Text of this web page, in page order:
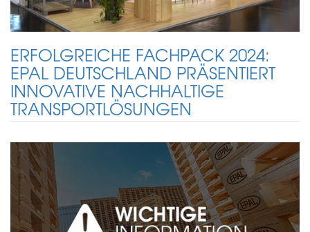
ERFOLGREICHE FACHPACK 2024:
EPAL DEUTSCHLAND PRÄSENTIERT
INNOVATIVE NACHHALTIGE
TRANSPORTLÖSUNGEN